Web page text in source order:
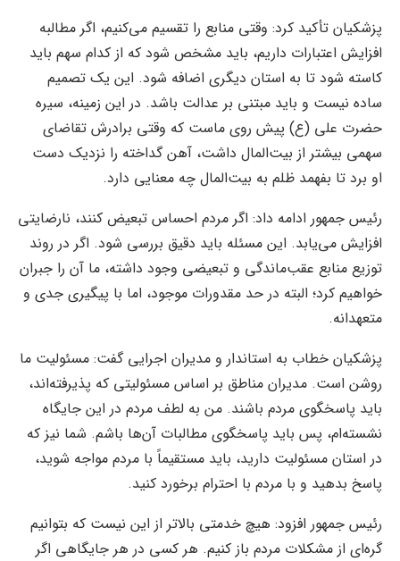
پزشکیان تأکید کرد: وقتی منابع را تقسیم می‌کنیم، اگر مطالبه
افزایش اعتبارات داریم، باید مشخص شود که از کدام سهم باید
کاسته شود تا به استان دیگری اضافه شود. این یک تصمیم
ساده نیست و باید مبتنی بر عدالت باشد. در این زمینه، سیره
حضرت علی (ع) پیش روی ماست که وقتی برادرش تقاضای
سهمی بیشتر از بیت‌المال داشت، آهن گداخته را نزدیک دست
او برد تا بفهمد ظلم به بیت‌المال چه معنایی دارد.
رئیس جمهور ادامه داد: اگر مردم احساس تبعیض کنند، نارضایتی
افزایش می‌یابد. این مسئله باید دقیق بررسی شود. اگر در روند
توزیع منابع عقب‌ماندگی و تبعیضی وجود داشته، ما آن را جبران
خواهیم کرد؛ البته در حد مقدورات موجود، اما با پیگیری جدی و
متعهدانه.
پزشکیان خطاب به استاندار و مدیران اجرایی گفت: مسئولیت ما
روشن است. مدیران مناطق بر اساس مسئولیتی که پذیرفته‌اند،
باید پاسخگوی مردم باشند. من به لطف مردم در این جایگاه
نشسته‌ام، پس باید پاسخگوی مطالبات آن‌ها باشم. شما نیز که
در استان مسئولیت دارید، باید مستقیماً با مردم مواجه شوید،
پاسخ بدهید و با مردم با احترام برخورد کنید.
رئیس جمهور افزود: هیچ خدمتی بالاتر از این نیست که بتوانیم
گره‌ای از مشکلات مردم باز کنیم. هر کسی در هر جایگاهی اگر